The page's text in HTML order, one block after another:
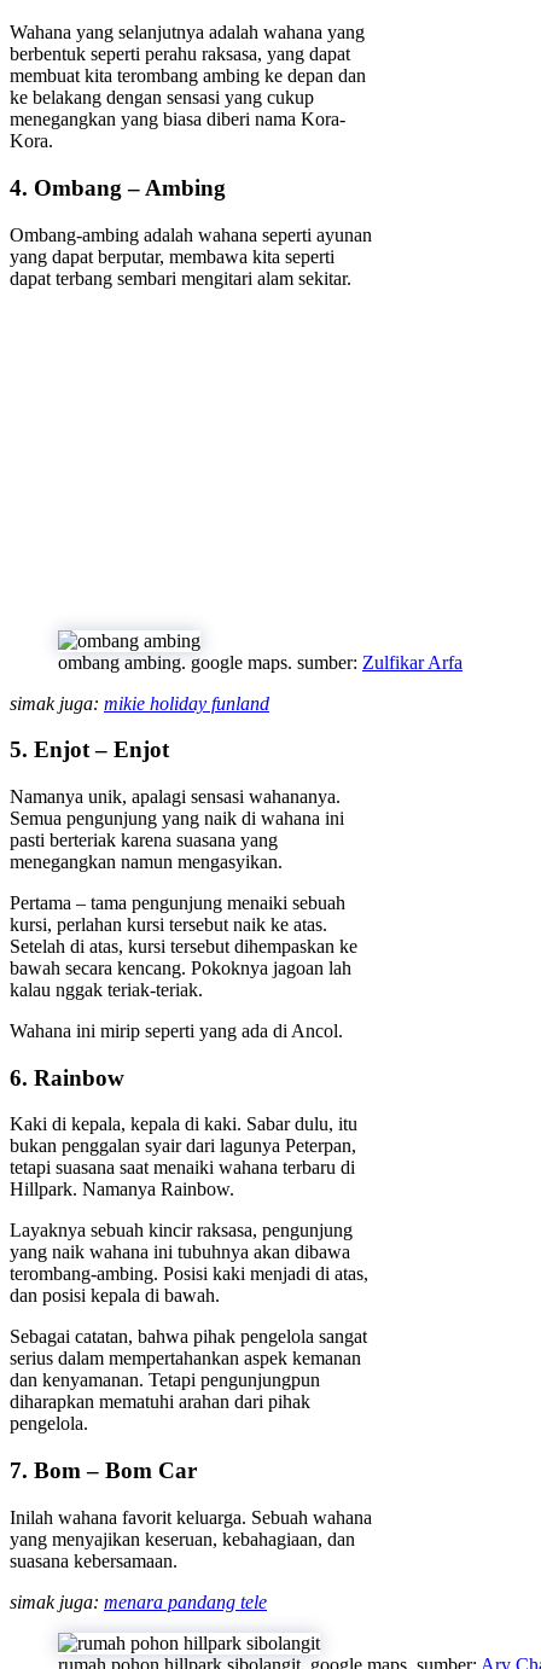
Wahana yang selanjutnya adalah wahana yang
berbentuk seperti perahu raksasa, yang dapat
membuat kita terombang ambing ke depan dan
ke belakang dengan sensasi yang cukup
menegangkan yang biasa diberi nama Kora-
Kora.
4. Ombang – Ambing
Ombang-ambing adalah wahana seperti ayunan
yang dapat berputar, membawa kita seperti
dapat terbang sembari mengitari alam sekitar.
ombang ambing. google maps. sumber: Zulfikar Arfa
simak juga: mikie holiday funland
5. Enjot – Enjot
Namanya unik, apalagi sensasi wahananya.
Semua pengunjung yang naik di wahana ini
pasti berteriak karena suasana yang
menegangkan namun mengasyikan.
Pertama – tama pengunjung menaiki sebuah
kursi, perlahan kursi tersebut naik ke atas.
Setelah di atas, kursi tersebut dihempaskan ke
bawah secara kencang. Pokoknya jagoan lah
kalau nggak teriak-teriak.
Wahana ini mirip seperti yang ada di Ancol.
6. Rainbow
Kaki di kepala, kepala di kaki. Sabar dulu, itu
bukan penggalan syair dari lagunya Peterpan,
tetapi suasana saat menaiki wahana terbaru di
Hillpark. Namanya Rainbow.
Layaknya sebuah kincir raksasa, pengunjung
yang naik wahana ini tubuhnya akan dibawa
terombang-ambing. Posisi kaki menjadi di atas,
dan posisi kepala di bawah.
Sebagai catatan, bahwa pihak pengelola sangat
serius dalam mempertahankan aspek kemanan
dan kenyamanan. Tetapi pengunjungpun
diharapkan mematuhi arahan dari pihak
pengelola.
7. Bom – Bom Car
Inilah wahana favorit keluarga. Sebuah wahana
yang menyajikan keseruan, kebahagiaan, dan
suasana kebersamaan.
simak juga: menara pandang tele
rumah pohon hillpark sibolangit. google maps. sumber: Ary